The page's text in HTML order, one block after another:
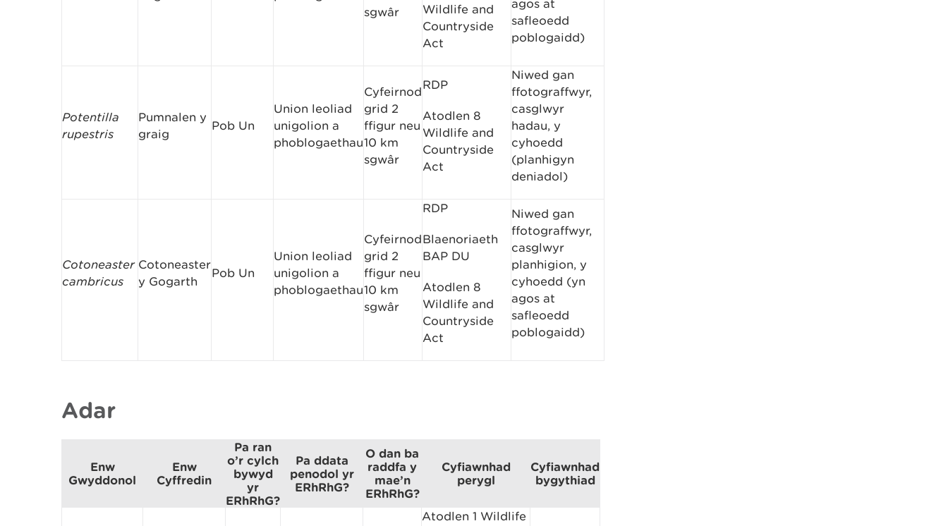
sgwâr
Wildlife and
Countryside
Act
agos at
safleoedd
poblogaidd)
Potentilla
rupestris
Pumnalen y
graig
Pob Un
Union leoliad
unigolion a
phoblogaethau
Cyfeirnod
grid 2
ffigur neu
10 km
sgwâr
RDP
Atodlen 8
Wildlife and
Countryside
Act
Niwed gan
ffotograffwyr,
casglwyr
hadau, y
cyhoedd
(planhigyn
deniadol)
Cotoneaster
cambricus
Cotoneaster
y Gogarth
Pob Un
Union leoliad
unigolion a
phoblogaethau
Cyfeirnod
grid 2
ffigur neu
10 km
sgwâr
RDP
Blaenoriaeth
BAP DU
Atodlen 8
Wildlife and
Countryside
Act
Niwed gan
ffotograffwyr,
casglwyr
planhigion, y
cyhoedd (yn
agos at
safleoedd
poblogaidd)
Adar
Enw
Gwyddonol
Enw
Cyffredin
Pa ran
o’r cylch
bywyd
yr
ERhRhG?
Pa ddata
penodol yr
ERhRhG?
O dan ba
raddfa y
mae’n
ERhRhG?
Cyfiawnhad
perygl
Cyfiawnhad
bygythiad
Atodlen 1 Wildlife